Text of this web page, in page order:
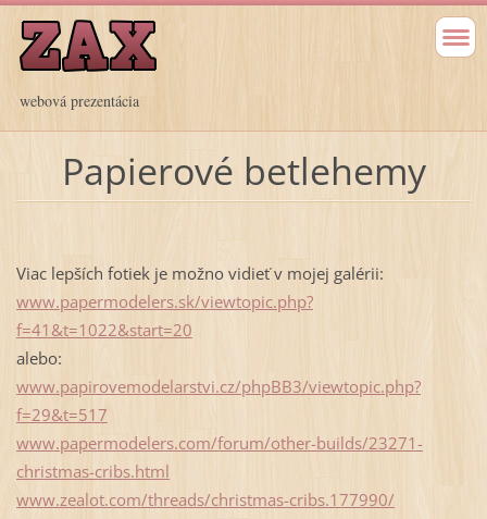
webová prezentácia
Papierové betlehemy
Viac lepších fotiek je možno vidieť v mojej galérii:
www.papermodelers.sk/viewtopic.php?
f=41&t=1022&start=20
alebo:
www.papirovemodelarstvi.cz/phpBB3/viewtopic.php?
f=29&t=517
www.papermodelers.com/forum/other-builds/23271-
christmas-cribs.html
www.zealot.com/threads/christmas-cribs.177990/